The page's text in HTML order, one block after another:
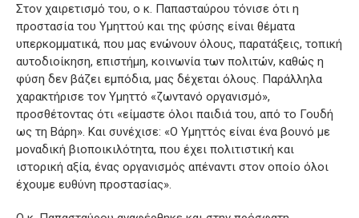
Στον χαιρετισμό του, ο κ. Παπασταύρου τόνισε ότι η
προστασία του Υμηττού και της φύσης είναι θέματα
υπερκομματικά, που μας ενώνουν όλους, παρατάξεις, τοπική
αυτοδιοίκηση, επιστήμη, κοινωνία των πολιτών, καθώς η
φύση δεν βάζει εμπόδια, μας δέχεται όλους. Παράλληλα
χαρακτήρισε τον Υμηττό «ζωντανό οργανισμό»,
προσθέτοντας ότι «είμαστε όλοι παιδιά του, από το Γουδή
ως τη Βάρη». Και συνέχισε: «Ο Υμηττός είναι ένα βουνό με
μοναδική βιοποικιλότητα, που έχει πολιτιστική και
ιστορική αξία, ένας οργανισμός απέναντι στον οποίο όλοι
έχουμε ευθύνη προστασίας».